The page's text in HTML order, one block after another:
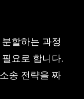
할하는 과정
요로 합니다.
송 전략을 짜